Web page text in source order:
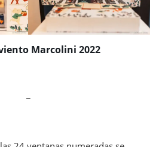
Marcolini 2022